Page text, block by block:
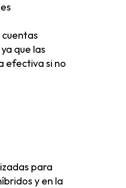
que las
efectiva si no
para
y en la